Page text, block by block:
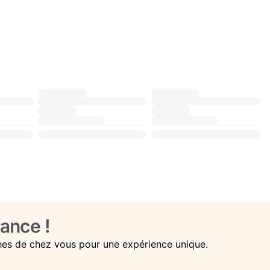
!
de chez vous pour une expérience unique.